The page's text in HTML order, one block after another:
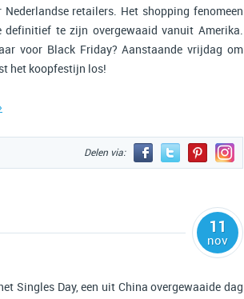
Nederlandse retailers. Het shopping fenomeen
definitief te zijn overgewaaid vanuit Amerika.
voor Black Friday? Aanstaande vrijdag om
het koopfestijn los!
Delen via:
Singles Day, een uit China overgewaaide dag
11
nov